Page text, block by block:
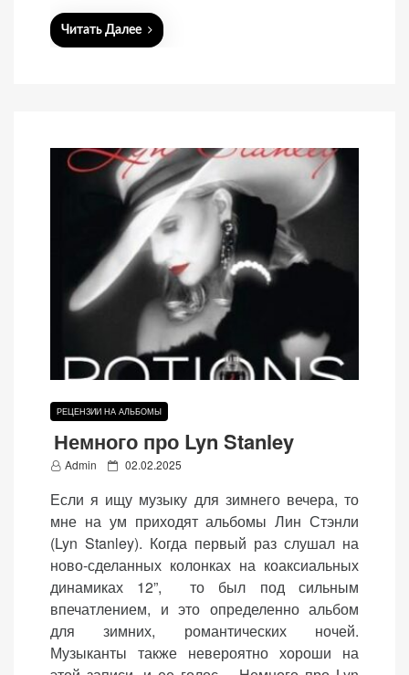
n
Читать Далее
РЕЦЕНЗИИ НА АЛЬБОМЫ
Немного про Lyn Stanley
Admin
P
s
t
e
d
o
n
02.02.2025
Если я ищу музыку для зимнего вечера, то
мне на ум приходят альбомы Лин Стэнли
(Lyn Stanley). Когда первый раз слушал на
ново-сделанных колонках на коаксиальных
динамиках 12”, то был под сильным
впечатлением, и это определенно альбом
для зимних, романтических ночей.
Музыканты также невероятно хороши на